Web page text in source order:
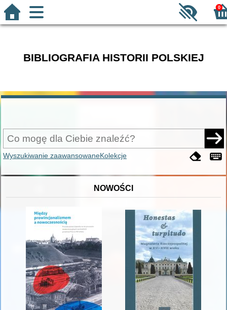
0
BIBLIOGRAFIA HISTORII POLSKIEJ
Wyszukiwanie zaawansowaneKolekcje
NOWOŚCI